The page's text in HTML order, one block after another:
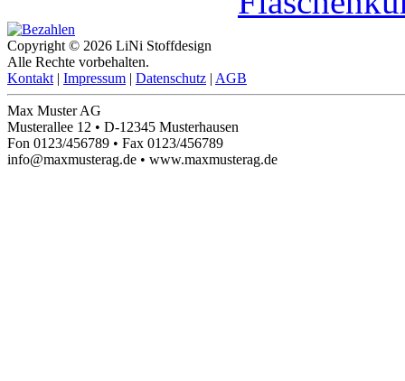
Copyright © 2026 LiNi Stoffdesign
Alle Rechte vorbehalten.
Kontakt | Impressum | Datenschutz | AGB
Max Muster AG
Musterallee 12 • D-12345 Musterhausen
Fon 0123/456789 • Fax 0123/456789
info@maxmusterag.de • www.maxmusterag.de